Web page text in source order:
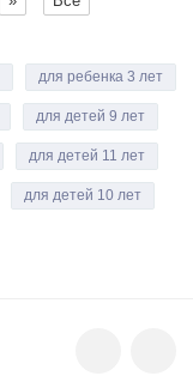
для ребенка 3 лет
для детей 9 лет
для детей 11 лет
для детей 10 лет